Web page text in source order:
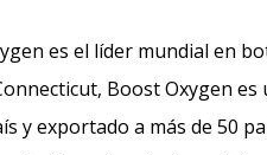
es el líder mundial en
Boost Oxygen es
y exportado a más de 50